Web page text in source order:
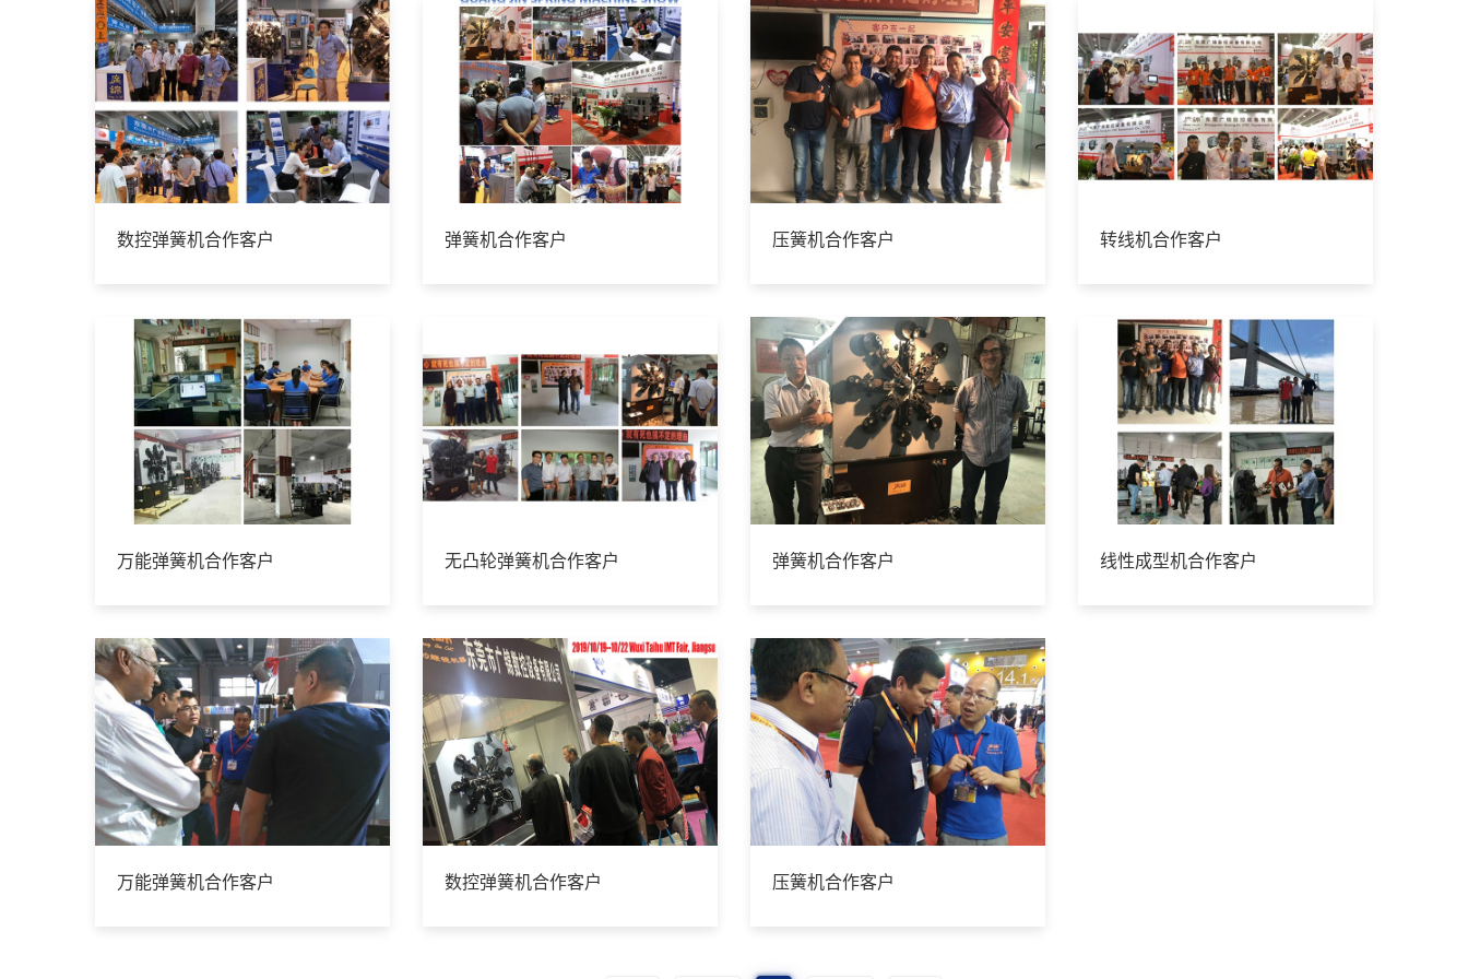
数控弹簧机合作客户 弹簧机合作客户 压簧机合作客户 转线机合作客户
万能弹簧机合作客户 无凸轮弹簧机合作客户 弹簧机合作客户 线性成型机合作客户
万能弹簧机合作客户 数控弹簧机合作客户 压簧机合作客户